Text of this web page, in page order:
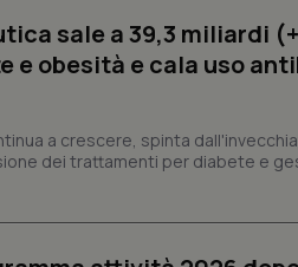
sale a 39,3 miliardi
e obesità e cala uso
a crescere, spinta
dei trattamenti per diabete e
www.quotidianosanita.it